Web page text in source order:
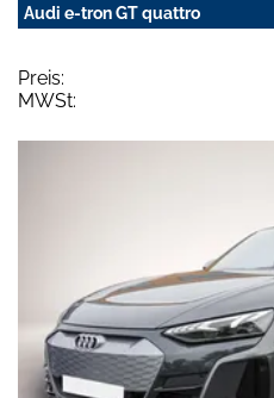
Audi e-tron GT quattro
Preis:
MWSt: